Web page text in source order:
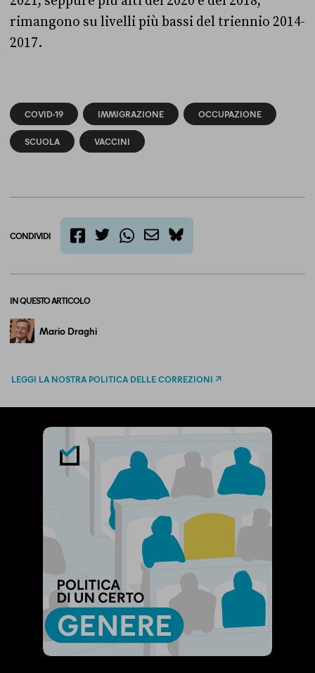
rimangono su livelli più bassi del triennio 2014-
2017.
COVID-19 IMMIGRAZIONE OCCUPAZIONE
SCUOLA VACCINI
CONDIVIDI
bluesky
IN QUESTO ARTICOLO
Mario Draghi
LEGGI LA NOSTRA POLITICA DELLE CORREZIONI